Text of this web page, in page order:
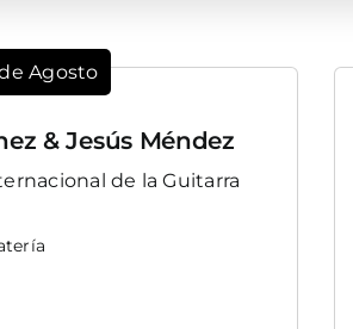
Agosto
& Jesús Méndez
de la Guitarra